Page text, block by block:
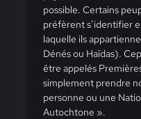
possible. Certains
préfèrent s’identifier
laquelle ils
Dénés ou Haïdas).
être appelés
simplement prendre
personne ou une
Autochtone ».